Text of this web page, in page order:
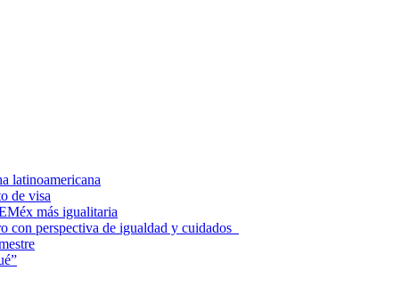
latinoamericana
de visa
más igualitaria
con perspectiva de igualdad y cuidados